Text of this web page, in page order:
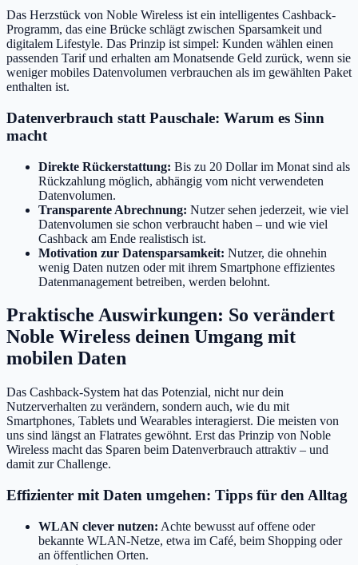
Das Herzstück von Noble Wireless ist ein intelligentes Cashback-
Programm, das eine Brücke schlägt zwischen Sparsamkeit und
digitalem Lifestyle. Das Prinzip ist simpel: Kunden wählen einen
passenden Tarif und erhalten am Monatsende Geld zurück, wenn sie
weniger mobiles Datenvolumen verbrauchen als im gewählten Paket
enthalten ist.
Datenverbrauch statt Pauschale: Warum es Sinn
macht
Direkte Rückerstattung: Bis zu 20 Dollar im Monat sind als
Rückzahlung möglich, abhängig vom nicht verwendeten
Datenvolumen.
Transparente Abrechnung: Nutzer sehen jederzeit, wie viel
Datenvolumen sie schon verbraucht haben – und wie viel
Cashback am Ende realistisch ist.
Motivation zur Datensparsamkeit: Nutzer, die ohnehin
wenig Daten nutzen oder mit ihrem Smartphone effizientes
Datenmanagement betreiben, werden belohnt.
Praktische Auswirkungen: So verändert
Noble Wireless deinen Umgang mit
mobilen Daten
Das Cashback-System hat das Potenzial, nicht nur dein
Nutzerverhalten zu verändern, sondern auch, wie du mit
Smartphones, Tablets und Wearables interagierst. Die meisten von
uns sind längst an Flatrates gewöhnt. Erst das Prinzip von Noble
Wireless macht das Sparen beim Datenverbrauch attraktiv – und
damit zur Challenge.
Effizienter mit Daten umgehen: Tipps für den Alltag
WLAN clever nutzen: Achte bewusst auf offene oder
bekannte WLAN-Netze, etwa im Café, beim Shopping oder
an öffentlichen Orten.